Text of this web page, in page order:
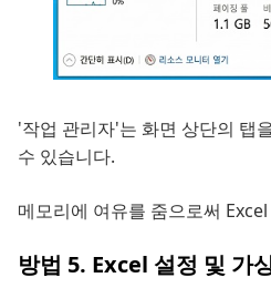
'작업 관리자'는 화면 상단의 탭
수 있습니다.
메모리에 여유를 줌으로써
방법 5. Excel 설정 및 가